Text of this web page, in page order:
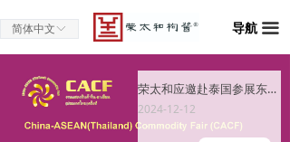
끀
导航
ꀅ
简体中文
荣太和应邀赴泰国参展东皇运道酒被收藏
2024-12-12